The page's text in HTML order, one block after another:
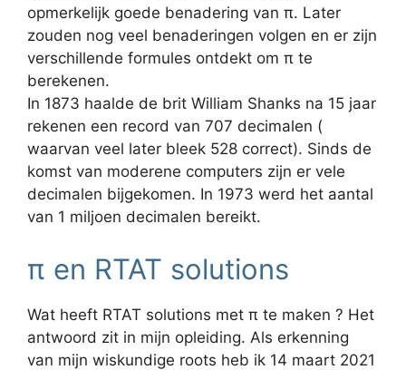
opmerkelijk goede benadering van π. Later
zouden nog veel benaderingen volgen en er zijn
verschillende formules ontdekt om π te
berekenen.
In 1873 haalde de brit William Shanks na 15 jaar
rekenen een record van 707 decimalen (
waarvan veel later bleek 528 correct). Sinds de
komst van moderene computers zijn er vele
decimalen bijgekomen. In 1973 werd het aantal
van 1 miljoen decimalen bereikt.
π en RTAT solutions
Wat heeft RTAT solutions met π te maken ? Het
antwoord zit in mijn opleiding. Als erkenning
van mijn wiskundige roots heb ik 14 maart 2021